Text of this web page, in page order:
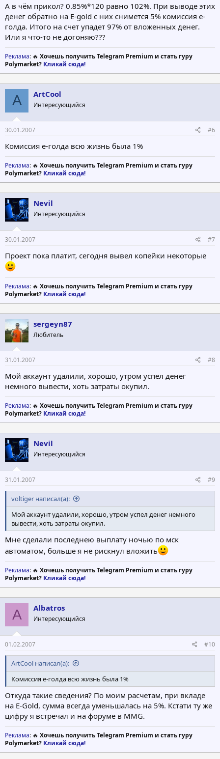
0.85% - 1% minutely for 120 minutes,
2.5% - 10% each hour for 48 hours.
Minimum deposit: $1
Maximum deposit: $10000
Referral bonus: 4%-8%
Вложился на 5 баков - деньги вывел через 2 минуты
ВступайтеЗДЕСЬ
А в чём прикол? 0.85%*120 равно 102%. При выводе этих
денег обратно на E-gold c них снимется 5% комиссия е-
голда. Итого на счет упадет 97% от вложенных денег.
Или я что-то не догоняю???
Реклама: 🔥 Хочешь получить Telegram Premium и стать гуру
Polymarket? Кликай сюда!
A ArtCool
Интересующийся
30.01.2007 #6
Комиссия е-голда всю жизнь была 1%
Реклама: 🔥 Хочешь получить Telegram Premium и стать гуру
Polymarket? Кликай сюда!
Nevil
Интересующийся
30.01.2007 #7
Проект пока платит, сегодня вывел копейки некоторые
Реклама: 🔥 Хочешь получить Telegram Premium и стать гуру
Polymarket? Кликай сюда!
sergeyn87
Любитель
31.01.2007 #8
Мой аккаунт удалили, хорошо, утром успел денег
немного вывести, хоть затраты окупил.
Реклама: 🔥 Хочешь получить Telegram Premium и стать гуру
Polymarket? Кликай сюда!
Nevil
Интересующийся
31.01.2007 #9
voltiger написал(а):
Мой аккаунт удалили, хорошо, утром успел денег немного
вывести, хоть затраты окупил.
Мне сделали последнею выплату ночью по мск
автоматом, больше я не рискнул вложить
Реклама: 🔥 Хочешь получить Telegram Premium и стать гуру
Polymarket? Кликай сюда!
A Albatros
Интересующийся
01.02.2007 #10
ArtCool написал(а):
Комиссия е-голда всю жизнь была 1%
Откуда такие сведения? По моим расчетам, при вкладе
на E-Gold, сумма всегда уменьшалась на 5%. Кстати ту же
цифру я встречал и на форуме в MMG.
Реклама: 🔥 Хочешь получить Telegram Premium и стать гуру
Polymarket? Кликай сюда!